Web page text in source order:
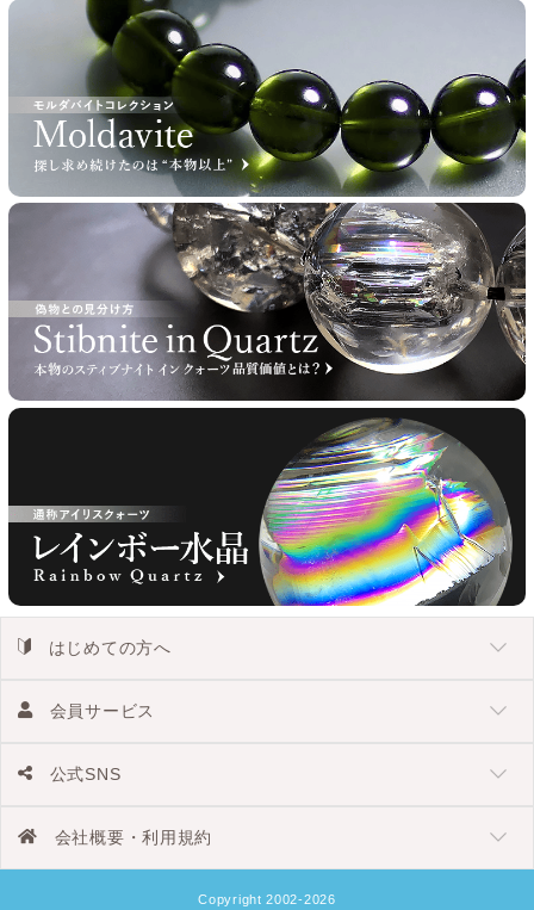
はじめての方へ
会員サービス
公式SNS
会社概要・利用規約
Copyright 2002-2026